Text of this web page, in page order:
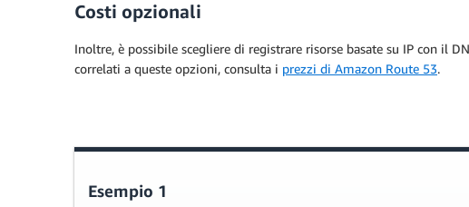
Costi opzionali
Inoltre, è possibile scegliere di registrare risorse basate su IP con il
correlati a queste opzioni, consulta i prezzi di Amazon Route 53.
Esempio 1